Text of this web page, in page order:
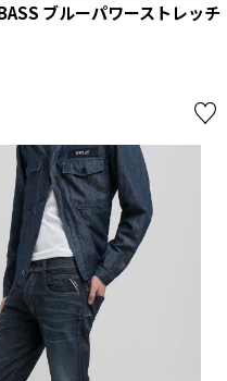
ブルーパワーストレッチ